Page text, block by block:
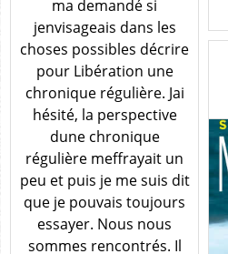
ma demandé si
jenvisageais dans les
choses possibles décrire
pour Libération une
chronique régulière. Jai
hésité, la perspective
dune chronique
régulière meffrayait un
peu et puis je me suis dit
que je pouvais toujours
essayer. Nous nous
sommes rencontrés. Il